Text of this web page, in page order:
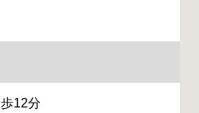
12分